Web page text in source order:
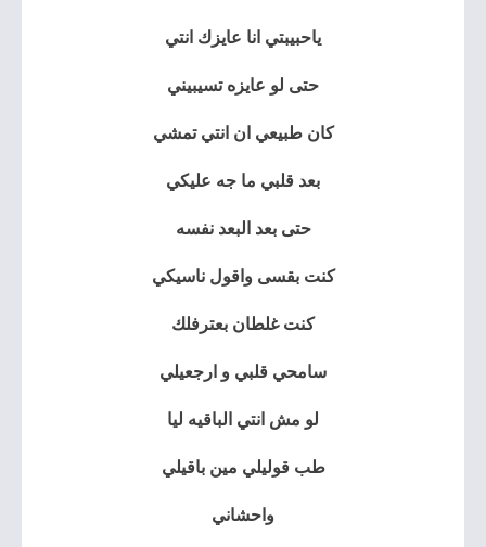
ياحبيبتي انا عايزك انتي
حتى لو عايزه تسيبيني
كان طبيعي ان انتي تمشي
بعد قلبي ما جه عليكي
حتى بعد البعد نفسه
كنت بقسى واقول ناسيكي
كنت غلطان بعترفلك
سامحي قلبي و ارجعيلي
لو مش انتي الباقيه ليا
طب قوليلي مين باقيلي
واحشاني